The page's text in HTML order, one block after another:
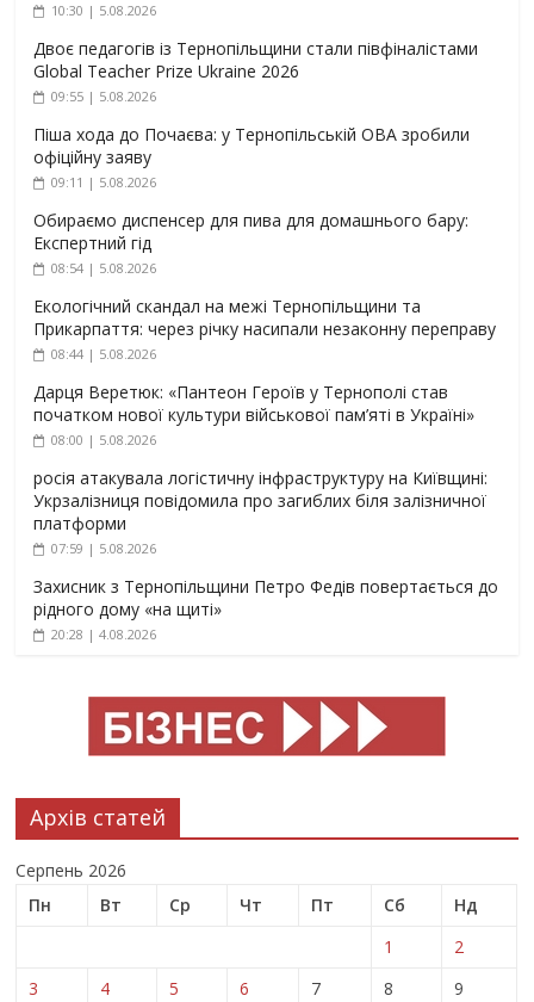
10:30 | 5.08.2026
Двоє педагогів із Тернопільщини стали півфіналістами
Global Teacher Prize Ukraine 2026
09:55 | 5.08.2026
Піша хода до Почаєва: у Тернопільській ОВА зробили
офіційну заяву
09:11 | 5.08.2026
Обираємо диспенсер для пива для домашнього бару:
Експертний гід
08:54 | 5.08.2026
Екологічний скандал на межі Тернопільщини та
Прикарпаття: через річку насипали незаконну переправу
08:44 | 5.08.2026
Дарця Веретюк: «Пантеон Героїв у Тернополі став
початком нової культури військової пам’яті в Україні»
08:00 | 5.08.2026
росія атакувала логістичну інфраструктуру на Київщині:
Укрзалізниця повідомила про загиблих біля залізничної
платформи
07:59 | 5.08.2026
Захисник з Тернопільщини Петро Федів повертається до
рідного дому «на щиті»
20:28 | 4.08.2026
Архів статей
Серпень 2026
Пн
Вт Ср Чт Пт Сб
Нд
1
2
3
4 5 6 7 8
9